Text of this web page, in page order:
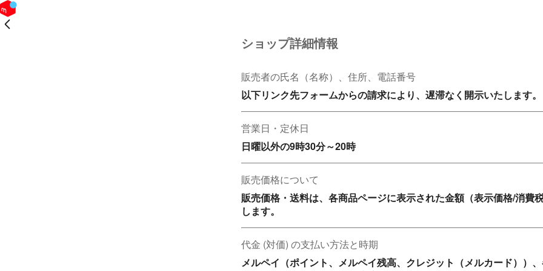
戻る
ショップ詳細情報
販売者の氏名（名称）、住所、電話番号
以下リンク先フォームからの請求により、遅滞なく開示いたします。
営業日・定休日
販売価格について
販売価格・送料は、各商品ページに表示された金額（表示価格/消費
します。
代金 (対価) の支払い方法と時期
メルペイ（ポイント、メルペイ残高、クレジット（メルカード））